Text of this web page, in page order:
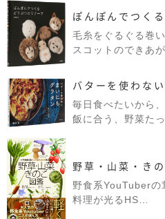
ぽんぽんでつく
毛糸をぐるぐる巻
スコットのできあ
バターを使わな
毎日食べたいから
飯に合う、野菜た
野草・山菜・き
野食系YouTuberの
料理が光るHS…